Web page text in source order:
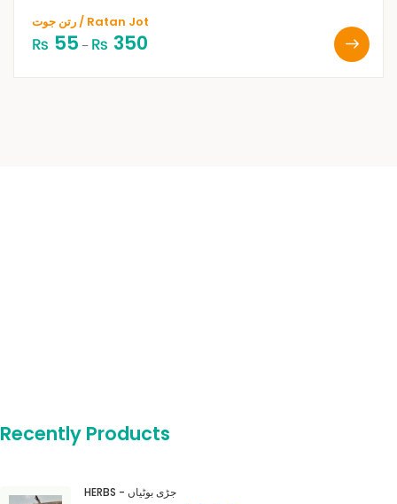
رتن جوت / Ratan Jot
₨ 55 – ₨ 350
Recently Products
HERBS - جڑی بوٹیاں